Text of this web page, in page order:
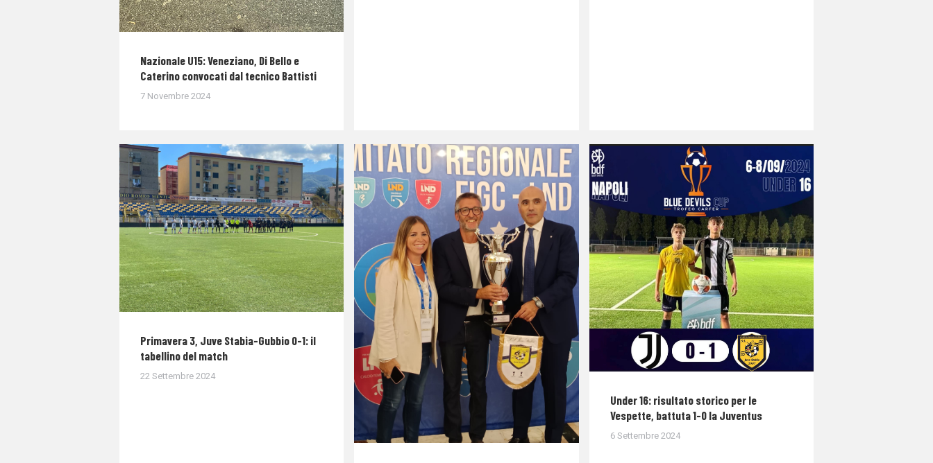
Nazionale U15: Veneziano, Di Bello e
Caterino convocati dal tecnico Battisti
7 Novembre 2024
Primavera 3, Juve Stabia-Gubbio 0-1: il
tabellino del match
22 Settembre 2024
Under 16: risultato storico per le
Vespette, battuta 1-0 la Juventus
6 Settembre 2024